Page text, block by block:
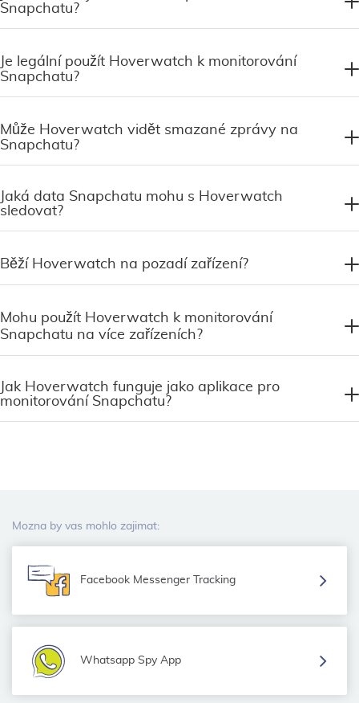
Snapchatu?
Je legální použít Hoverwatch k monitorování
Snapchatu?
Může Hoverwatch vidět smazané zprávy na
Snapchatu?
Jaká data Snapchatu mohu s Hoverwatch
sledovat?
Běží Hoverwatch na pozadí zařízení?
Mohu použít Hoverwatch k monitorování
Snapchatu na více zařízeních?
Jak Hoverwatch funguje jako aplikace pro
monitorování Snapchatu?
Mozna by vas mohlo zajimat:
Facebook Messenger Tracking
Whatsapp Spy App